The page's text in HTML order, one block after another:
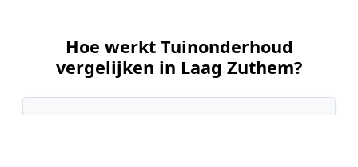
Hoe werkt Tuinonderhoud
vergelijken in Laag Zuthem?